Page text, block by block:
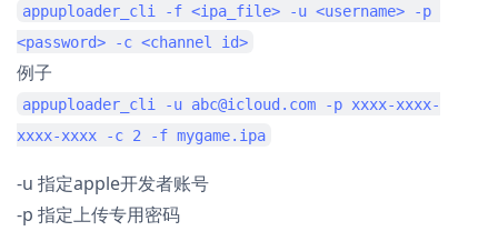
appuploader_cli -f <ipa_file> -u <username> -p
<password> -c <channel id>
例子
appuploader_cli -u abc@icloud.com -p xxxx-xxxx-
xxxx-xxxx -c 2 -f mygame.ipa
-u 指定apple开发者账号
-p 指定上传专用密码